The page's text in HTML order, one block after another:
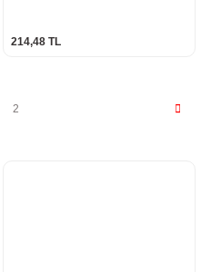
214,48 TL
2